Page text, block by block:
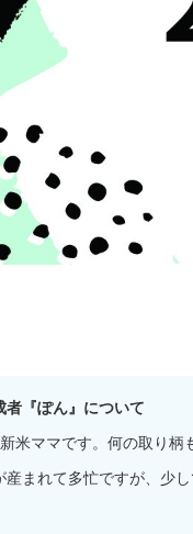
者『ぽん』について
米ママです。何の取り柄
産まれて多忙ですが、少